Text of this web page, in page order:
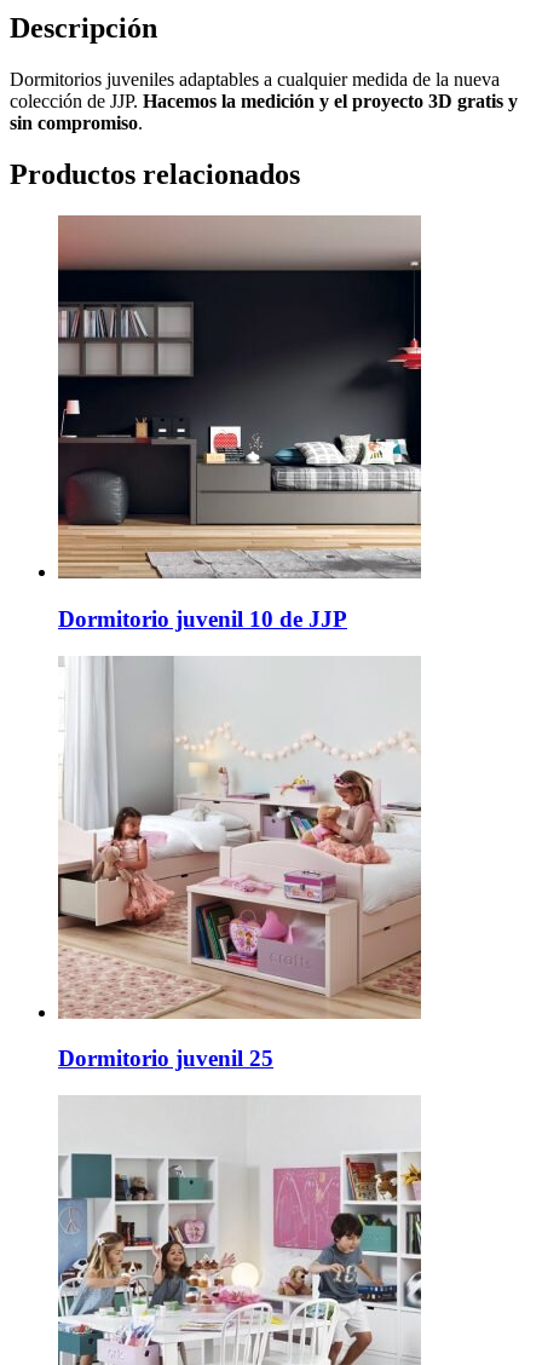
Descripción
Dormitorios juveniles adaptables a cualquier medida de la nueva
colección de JJP. Hacemos la medición y el proyecto 3D gratis y
sin compromiso.
Productos relacionados
Dormitorio juvenil 10 de JJP
Dormitorio juvenil 25